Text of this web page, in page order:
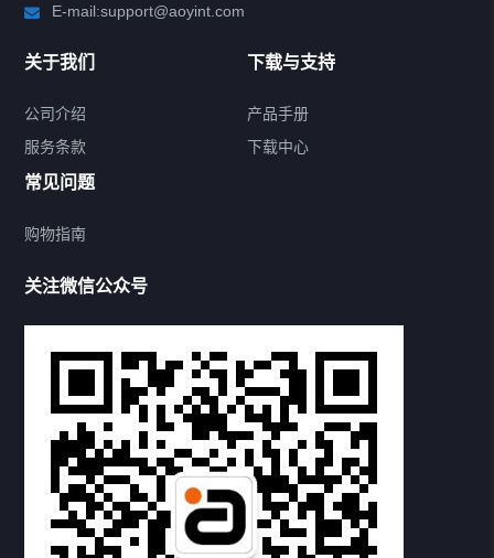
所有分类
无线音频适配器
5.1音频解码器
耳放&功放
耳机&音箱
HDMI适配器
精品配件
下载中心
E-mail:support@aoyint.com
关于我们
公司介绍
服务条款
下载与支持
产品手册
下载中心
常见问题
购物指南
关注微信公众号